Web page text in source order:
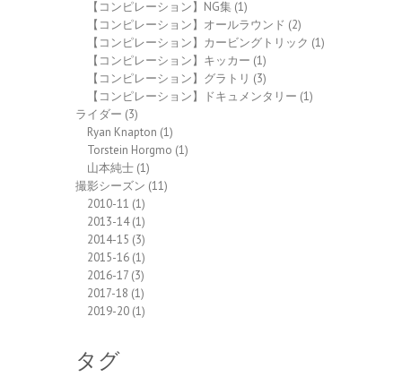
【コンピレーション】NG集 (1)
【コンピレーション】オールラウンド (2)
【コンピレーション】カービングトリック (1)
【コンピレーション】キッカー (1)
【コンピレーション】グラトリ (3)
【コンピレーション】ドキュメンタリー (1)
ライダー (3)
Ryan Knapton (1)
Torstein Horgmo (1)
山本純士 (1)
撮影シーズン (11)
2010-11 (1)
2013-14(1)
2014-15 (3)
2015-16 (1)
2016-17 (3)
2017-18 (1)
2019-20 (1)
タグ